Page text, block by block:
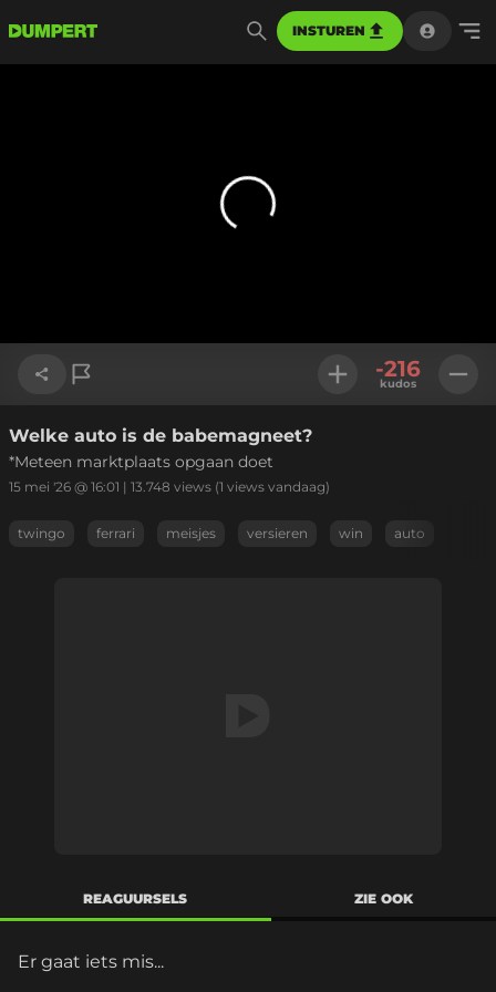
INSTUREN
Link kopiëren
-216
kudos
Welke auto is de babemagneet?
*Meteen marktplaats opgaan doet
15 mei '26 @ 16:01 | 13.748 views (1 views vandaag)
twingo ferrari meisjes versieren win auto
REAGUURSELS ZIE OOK
Er gaat iets mis...